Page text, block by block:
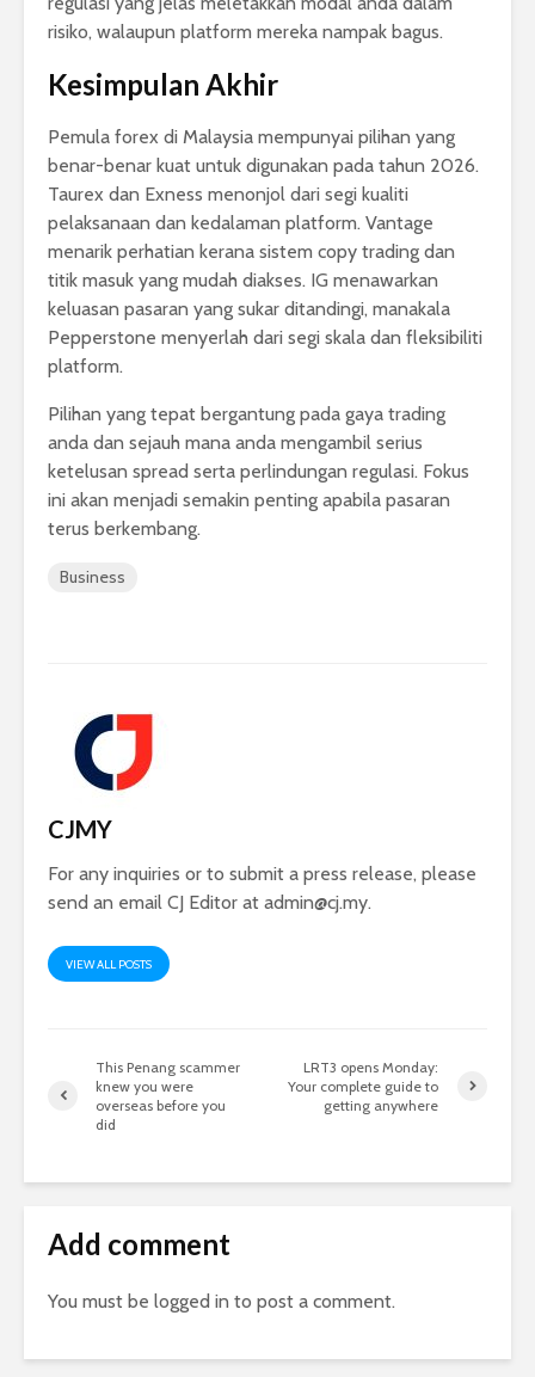
risiko, walaupun platform mereka nampak bagus.
Kesimpulan Akhir
Pemula forex di Malaysia mempunyai pilihan yang
benar-benar kuat untuk digunakan pada tahun 2026.
Taurex dan Exness menonjol dari segi kualiti
pelaksanaan dan kedalaman platform. Vantage
menarik perhatian kerana sistem copy trading dan
titik masuk yang mudah diakses. IG menawarkan
keluasan pasaran yang sukar ditandingi, manakala
Pepperstone menyerlah dari segi skala dan fleksibiliti
platform.
Pilihan yang tepat bergantung pada gaya trading
anda dan sejauh mana anda mengambil serius
ketelusan spread serta perlindungan regulasi. Fokus
ini akan menjadi semakin penting apabila pasaran
terus berkembang.
Business
CJMY
For any inquiries or to submit a press release, please
send an email CJ Editor at admin@cj.my.
VIEW ALL POSTS
This Penang scammer
knew you were
overseas before you
did
LRT3 opens Monday:
Your complete guide to
getting anywhere
Add comment
You must be logged in to post a comment.